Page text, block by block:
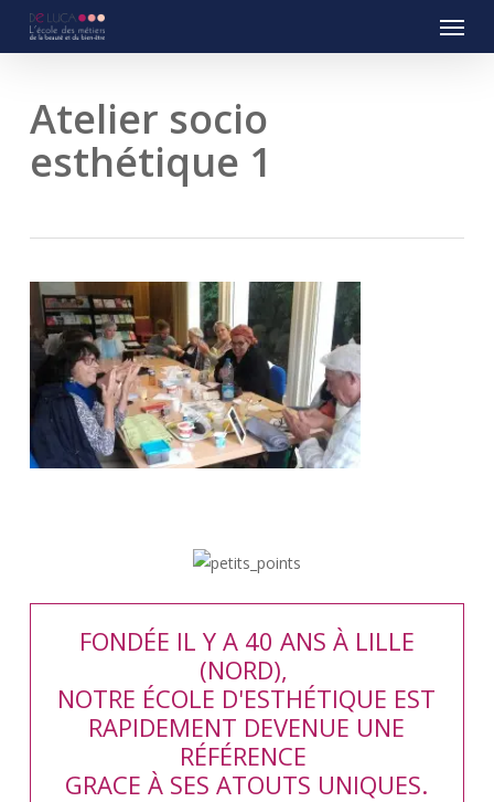
Menu
Atelier socio
esthétique 1
FONDÉE IL Y A 40 ANS À LILLE
(NORD),
NOTRE ÉCOLE D'ESTHÉTIQUE EST
RAPIDEMENT DEVENUE UNE
RÉFÉRENCE
GRACE À SES ATOUTS UNIQUES.